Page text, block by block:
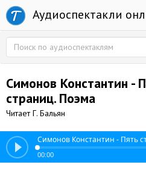
Аудиоспектакли
Симонов Константин -
страниц. Поэма
Читает Г. Бальян
Симонов Константин - Пять
00:00